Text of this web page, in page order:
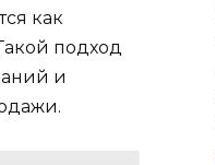
как
подход
и